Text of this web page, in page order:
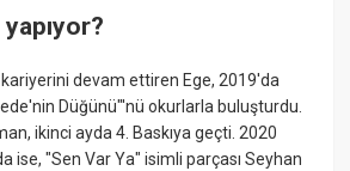
kariyerini devam ettiren Ege, 2019'da
Düğünü"'nü okurlarla buluşturdu.
ikinci ayda 4. Baskıya geçti. 2020
ise, "Sen Var Ya" isimli parçası Seyhan